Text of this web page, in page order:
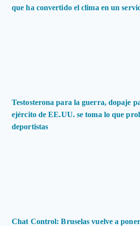
que ha convertido el clima en un
Testosterona para la guerra, dopaje
ejército de EE.UU. se toma lo que
deportistas
Chat Control: Bruselas vuelve a